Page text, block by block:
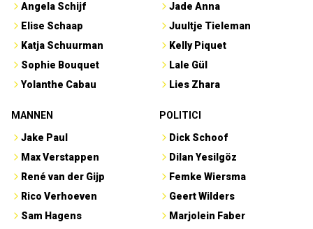
Angela Schijf
Elise Schaap
Katja Schuurman
Sophie Bouquet
Yolanthe Cabau
Jade Anna
Juultje Tieleman
Kelly Piquet
Lale Gül
Lies Zhara
MANNEN
Jake Paul
Max Verstappen
René van der Gijp
Rico Verhoeven
Sam Hagens
POLITICI
Dick Schoof
Dilan Yesilgöz
Femke Wiersma
Geert Wilders
Marjolein Faber